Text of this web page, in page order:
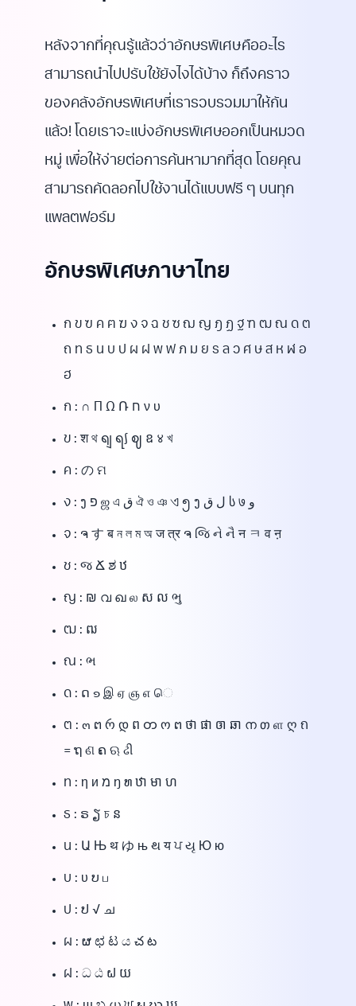
หลังจากที่คุณรู้แล้วว่าอักษรพิเศษคืออะไร
สามารถนำไปปรับใช้ยังไงได้บ้าง ก็ถึงคราว
ของคลังอักษรพิเศษที่เรารวบรวมมาให้กัน
แล้ว! โดยเราจะแบ่งอักษรพิเศษออกเป็นหมวด
หมู่ เพื่อให้ง่ายต่อการค้นหามากที่สุด โดยคุณ
สามารถคัดลอกไปใช้งานได้แบบฟรี ๆ บนทุก
แพลตฟอร์ม
อักษรพิเศษภาษาไทย
ก ข ฃ ค ฅ ฆ ง จ ฉ ช ซ ฌ ญ ฎ ฏ ฐ ฑ ฒ ณ ด ต
ถ ท ธ น บ ป ผ ฝ พ ฟ ภ ม ย ร ล ว ศ ษ ส ห ฬ อ
ฮ
ก : ∩ ∏ Ω Ռ ח ν υ
ข : श থ ရျ ရ∫ ဈ ឧ ४ খ
ค : の ମ
ง : ງ פ ஜ এ ق ঐ ও ঞ ଏ ၅ ງ ل ق ს ७ و
จ : ຈ す ब ন ল ম অ ज त्र ຈ જિ ને નૈ न ㅋ व ऩ
ช : જ Ճ ಶ ឋ
ญ : ₪ വ ഖ ல ស ល ભુ
ฒ : ឍ
ณ : ભ
ด : ດ ๑ இ ஏ ஞ ௭ ெ
ต : ๓ ຕ რ დ ព တ ო ຕ ថា ផា ឲា ឆា ന თ ள ღ ถ
= ຖ ଣ ຄ ଋ ઢી
ท : η и מ ŋ ທ ឋា មា ហ
ธ : ຣ ຽ চ ន
น : Ա Њ थ ゆ њ થ य ਪ યૃ Ю ю
บ : υ ບ ப
ป : ປ √ ച
ผ : ຜ ಛ ಟ ය చ ట
ฝ : ධ ඨ ຝ យ